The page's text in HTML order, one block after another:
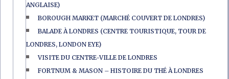
ANGLAISE)
BOROUGH MARKET (MARCHÉ COUVERT DE LONDRES)
BALADE À LONDRES (CENTRE TOURISTIQUE, TOUR DE
LONDRES, LONDON EYE)
VISITE DU CENTRE-VILLE DE LONDRES
FORTNUM & MASON – HISTOIRE DU THÉ À LONDRES